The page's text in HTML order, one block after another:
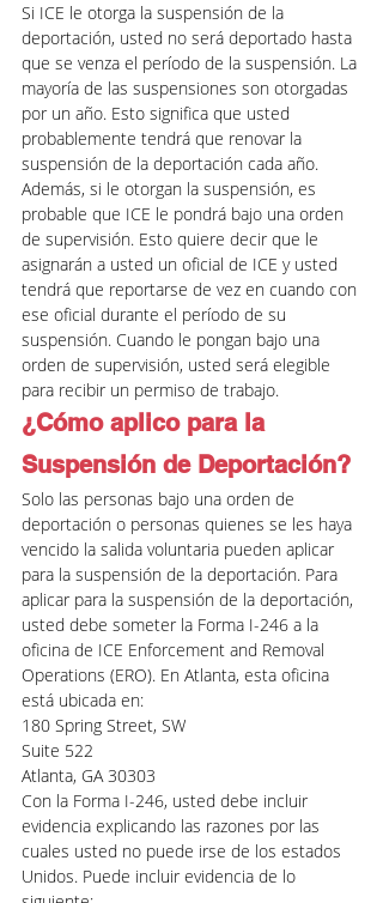
Si ICE le otorga la suspensión de la
deportación, usted no será deportado hasta
que se venza el período de la suspensión. La
mayoría de las suspensiones son otorgadas
por un año. Esto significa que usted
probablemente tendrá que renovar la
suspensión de la deportación cada año.
Además, si le otorgan la suspensión, es
probable que ICE le pondrá bajo una orden
de supervisión. Esto quiere decir que le
asignarán a usted un oficial de ICE y usted
tendrá que reportarse de vez en cuando con
ese oficial durante el período de su
suspensión. Cuando le pongan bajo una
orden de supervisión, usted será elegible
para recibir un permiso de trabajo.
¿Cómo aplico para la
Suspensión de Deportación?
Solo las personas bajo una orden de
deportación o personas quienes se les haya
vencido la salida voluntaria pueden aplicar
para la suspensión de la deportación. Para
aplicar para la suspensión de la deportación,
usted debe someter la Forma I-246 a la
oficina de ICE Enforcement and Removal
Operations (ERO). En Atlanta, esta oficina
está ubicada en:
180 Spring Street, SW
Suite 522
Atlanta, GA 30303
Con la Forma I-246, usted debe incluir
evidencia explicando las razones por las
cuales usted no puede irse de los estados
Unidos. Puede incluir evidencia de lo